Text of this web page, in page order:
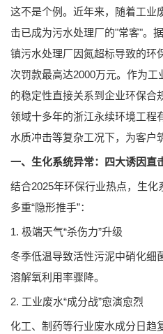
这不是个例。近年来，随着工业
击已成为污水处理厂的"常客"。
镇污水处理厂因氮超标导致的环
次罚款最高达2000万元。作为工
的稳定性直接关系到企业环保合
领域十多年的浙江永续环境工程
水质冲击等复杂工况下，为客户
一、生化系统异常：四大诱因直
结合2025年环保行业热点，生化
多重“隐形推手”：
1. 极端天气“杀伤力”升级
冬季低温导致活性污泥中硝化细
溶解氧利用率骤降。
2. 工业废水“成分战”愈演愈烈
化工、制药等行业废水成分日趋